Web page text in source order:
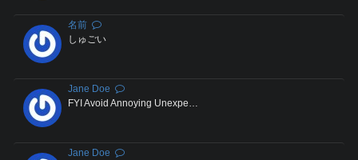
名前
しゅごい
Jane Doe
FYI Avoid Annoying Unexpe…
Jane Doe